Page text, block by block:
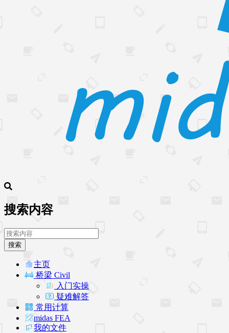
搜索内容
搜索
主页
桥梁 Civil
入门实操
疑难解答
常用计算
midas FEA
我的文件